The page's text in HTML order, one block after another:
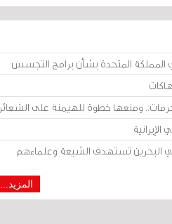
المملكة المتحدة بشأن برامج التجسس
ومنعها خطوة للهيمنة على الشعائر
البحرين تستهدف الشيعة وعلماءهم
المزيد...